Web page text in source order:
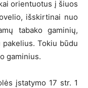
orientuotus į šiuos
išskirtinai nuo
tabako gaminių,
Tokiu būdu
gaminius.
įstatymo 17 str. 1